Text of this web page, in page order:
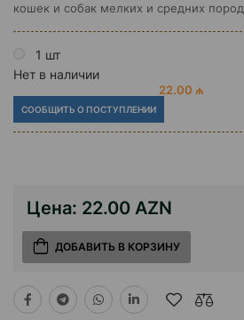
кошек и собак мелких и средних
1 шт
Нет в наличии
22.00 ₼
СООБЩИТЬ О ПОСТУПЛЕНИИ
Цена: 22.00 AZN
ДОБАВИТЬ В КОРЗИНУ